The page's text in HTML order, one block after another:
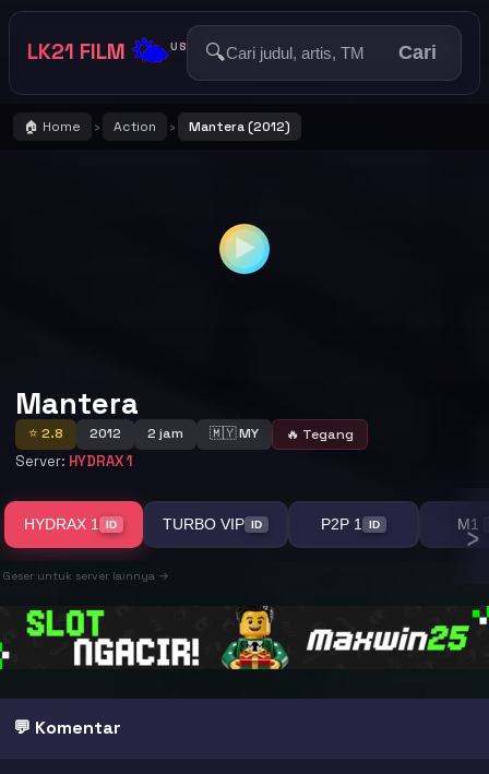
LK21 FILM 🌤️US 🔍 Cari
🏠 Home › Action › Mantera (2012)
Mantera
⭐ 2.8 2012 2 jam 🇲🇾 MY 🔥 Tegang
Server: HYDRAX 1
▶
HYDRAX 1 ID TURBO VIP ID P2P 1 ID M1
›
Geser untuk server lainnya →
💬 Komentar